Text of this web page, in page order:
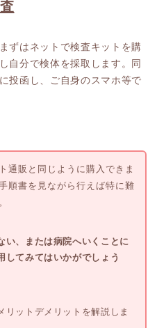
ずはネットで検査キットを購
自分で検体を採取します。同
投函し、ご自身のスマホ等で
通販と同じように購入できま
順書を見ながら行えば特に難
い、または病院へいくことに
してみてはいかがでしょう
リットデメリットを解説しま